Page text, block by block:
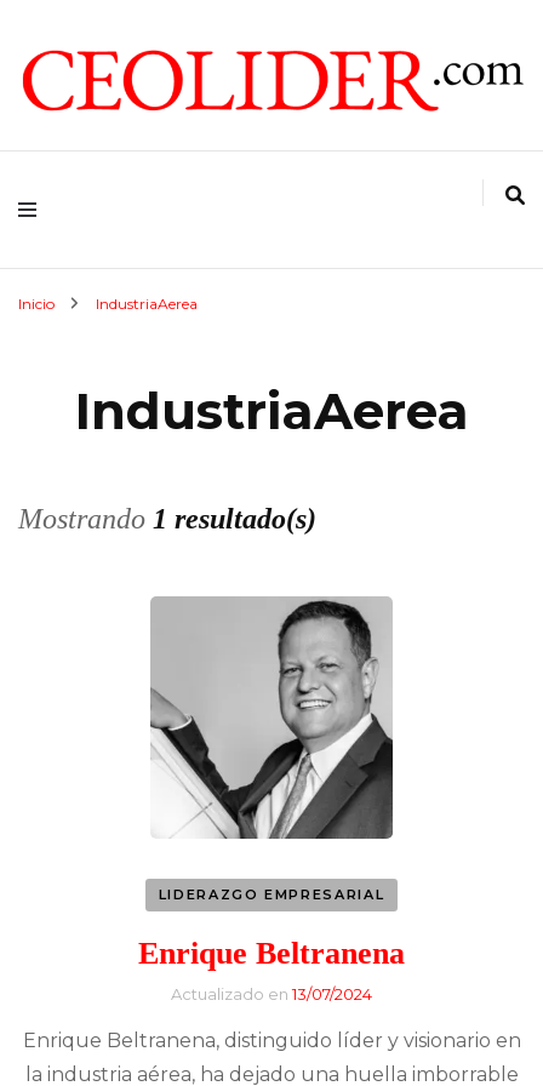
CEOLIDER.COM
Inicio IndustriaAerea
IndustriaAerea
Mostrando 1 resultado(s)
LIDERAZGO EMPRESARIAL
Enrique Beltranena
Actualizado en13/07/2024
Enrique Beltranena, distinguido líder y visionario en
la industria aérea, ha dejado una huella imborrable